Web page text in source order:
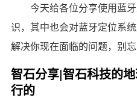
今天给各位分享使用蓝
识，其中也会对蓝牙定位系
解决你现在面临的问题，别
智石分享|智石科技的
行的